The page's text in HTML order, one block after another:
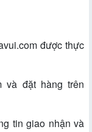
được thực
và đặt hàng trên
tin giao nhận và